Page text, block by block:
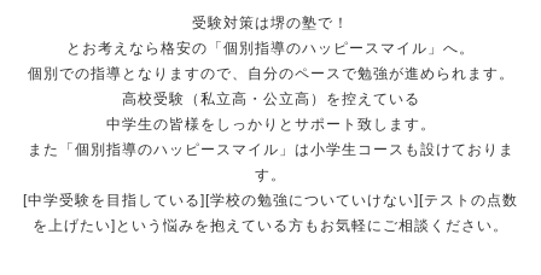
受験対策は堺の塾で！
とお考えなら格安の「個別指導のハッピースマイル」へ。
個別での指導となりますので、自分のペースで勉強が進められます。
高校受験（私立高・公立高）を控えている
中学生の皆様をしっかりとサポート致します。
また「個別指導のハッピースマイル」は小学生コースも設けておりま
す。
[中学受験を目指している][学校の勉強についていけない][テストの点数
を上げたい]という悩みを抱えている方もお気軽にご相談ください。